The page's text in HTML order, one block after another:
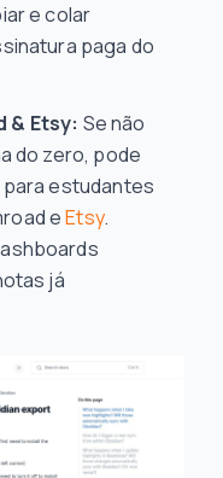
e colar
paga do
& Etsy: Se não
do zero, pode
estudantes
eEtsy.
já